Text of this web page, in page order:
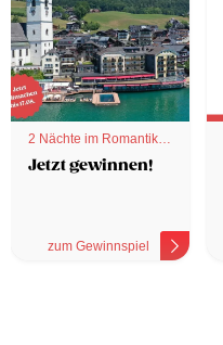
2 Nächte im Romantik
Hotel
Jetzt gewinnen!
zum Gewinnspiel